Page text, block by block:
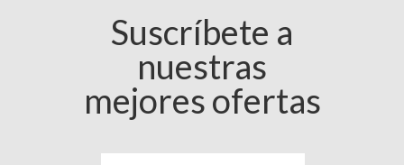
Suscríbete a
nuestras
mejores ofertas